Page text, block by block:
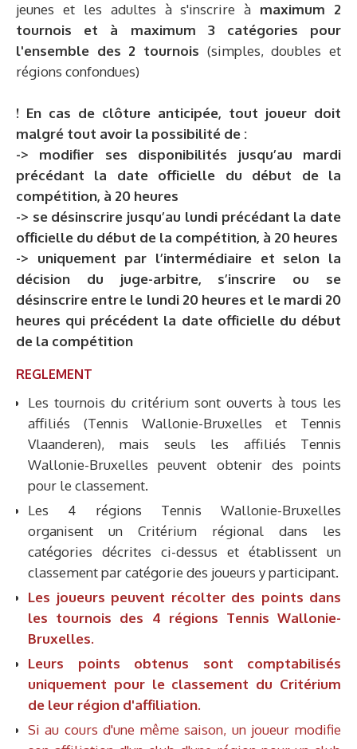
jeunes et les adultes à s'inscrire à maximum 2
tournois et à maximum 3 catégories pour
l'ensemble des 2 tournois (simples, doubles et
régions confondues)
! En cas de clôture anticipée, tout joueur doit
malgré tout avoir la possibilité de :
-> modifier ses disponibilités jusqu’au mardi
précédant la date officielle du début de la
compétition, à 20 heures
-> se désinscrire jusqu’au lundi précédant la date
officielle du début de la compétition, à 20 heures
-> uniquement par l’intermédiaire et selon la
décision du juge-arbitre, s’inscrire ou se
désinscrire entre le lundi 20 heures et le mardi 20
heures qui précédent la date officielle du début
de la compétition​
REGLEMENT
Les tournois du critérium sont ouverts à tous les
affiliés (Tennis Wallonie-Bruxelles et Tennis
Vlaanderen), mais seuls les affiliés Tennis
Wallonie-Bruxelles peuvent obtenir des points
pour le classement.
Les 4 régions Tennis Wallonie-Bruxelles
organisent un Critérium régional dans les
catégories décrites ci-dessus et établissent un
classement par catégorie des joueurs y participant.
Les joueurs peuvent récolter des points dans
les tournois des 4 régions Tennis Wallonie-
Bruxelles.
Leurs points obtenus sont comptabilisés
uniquement pour le classement du Critérium
de leur région d'affiliation.
Si au cours d'une même saison, un joueur modifie